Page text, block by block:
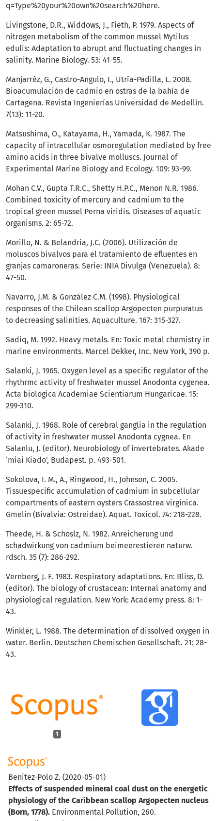
1
Benitez-Polo Z. (2020-05-01)
Effects of suspended mineral coal dust on the energetic
physiology of the Caribbean scallop Argopecten nucleus
(Born, 1778). Environmental Pollution, 260.
q=Type%20your%20own%20search%20here.
Livingstone, D.R., Widdows, J., Fieth, P. 1979. Aspects of
nitrogen metabolism of the common mussel Mytilus
edulis: Adaptation to abrupt and fluctuating changes in
salinity. Marine Biology. 53: 41-55.
Manjarréz, G., Castro-Angulo, I., Utría-Padilla, L. 2008.
Bioacumulación de cadmio en ostras de la bahía de
Cartagena. Revista Ingenierías Universidad de Medellín.
7(13): 11-20.
Matsushima, O., Katayama, H., Yamada, K. 1987. The
capacity of intracellular osmoregulation mediated by free
amino acids in three bivalve molluscs. Journal of
Experimental Marine BioIogy and Ecology. 109: 93-99.
Mohan C.V., Gupta T.R.C., Shetty H.P.C., Menon N.R. 1986.
Combined toxicity of mercury and cadmium to the
tropical green mussel Perna viridis. Diseases of aquatic
organisms. 2: 65-72.
Morillo, N. & Belandria, J.C. (2006). Utilización de
moluscos bivalvos para el tratamiento de efluentes en
granjas camaroneras. Serie: INIA Divulga (Venezuela). 8:
47-50.
Navarro, J.M. & González C.M. (1998). Physiological
responses of the Chilean scallop Argopecten purpuratus
to decreasing salinities. Aquaculture. 167: 315-327.
Sadiq, M. 1992. Heavy metals. En: Toxic metal chemistry in
marine environments. Marcel Dekker, Inc. New York, 390 p.
Salanki, J. 1965. Oxygen level as a specific regulator of the
rhythrmc activity of freshwater mussel Anodonta cygenea.
Acta biologica Academiae Scientiarum Hungaricae. 15:
299-310.
Salanki, J. 1968. Role of cerebral ganglia in the regulation
of activity in freshwater mussel Anodonta cygnea. En
Salanlu, J. (editor). Neurobiology of invertebrates. Akade
‘miai Kiado’, Budapest. p. 493-501.
Sokolova, I. M., A., Ringwood, H., Johnson, C. 2005.
Tissuespecific accumulation of cadmium in subcellular
compartments of eastern oysters Crassostrea virginica.
Gmelin (Bivalvia: Ostreidae). Aquat. Toxicol. 74: 218-228.
Theede, H. & Schoslz, N. 1982. Anreicherung und
schadwirkung von cadmium beimeerestieren naturw.
rdsch. 35 (7): 286-292.
Vernberg, J. F. 1983. Respiratory adaptations. En: Bliss, D.
(editor). The biology of crustacean: Internal anatomy and
physiological regulation. New York: Academy press. 8: 1-
43.
Winkler, L. 1988. The determination of dissolved oxygen in
water. Berlin. Deutschen Chemischen Gesellschaft. 21: 28-
43.